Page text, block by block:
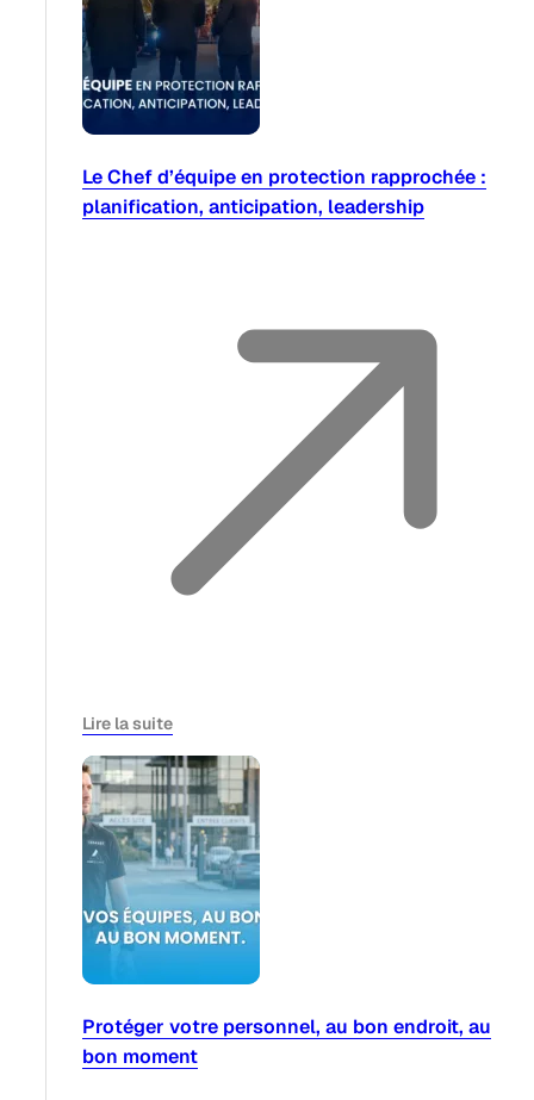
Le Chef d’équipe en protection rapprochée :
planification, anticipation, leadership
Lire la suite
Protéger votre personnel, au bon endroit, au
bon moment